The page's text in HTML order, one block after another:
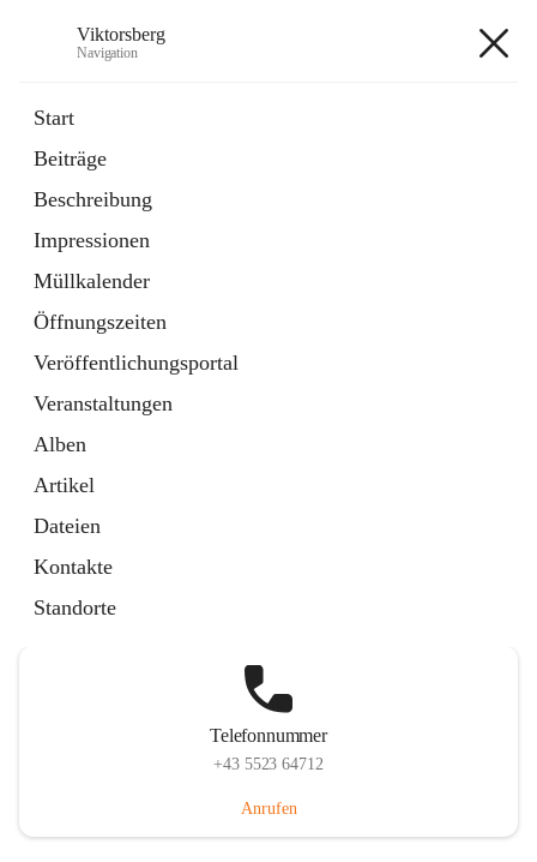
Viktorsberg
Navigation
Start
Beiträge
Beschreibung
Impressionen
Müllkalender
Öffnungszeiten
Veröffentlichungsportal
Veranstaltungen
Alben
Artikel
Dateien
Kontakte
Standorte
1 Schnellzugriff
Bürgerservice
10 Schnellzugriffe
Telefonnummer
+43 5523 64712
Anrufen